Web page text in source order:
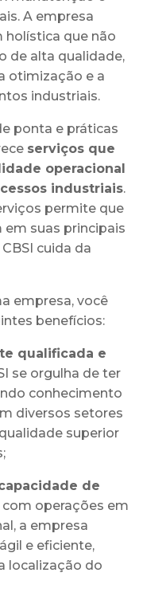
A empresa
holística que não
de alta qualidade,
otimização e a
industriais.
ponta e práticas
serviços que
operacional
industriais.
permite que
suas principais
cuida da
empresa, você
benefícios:
qualificada e
se orgulha de ter
conhecimento
diversos setores
superior
de
operações em
a empresa
e eficiente,
localização do